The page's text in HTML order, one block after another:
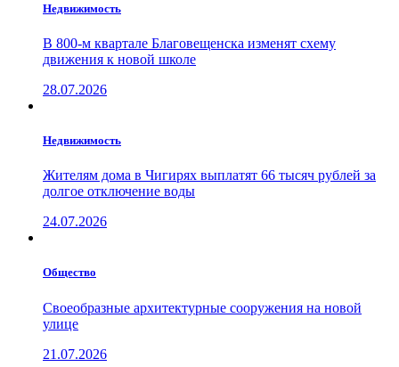
Недвижимость
В 800-м квартале Благовещенска изменят схему
движения к новой школе
28.07.2026
Недвижимость
Жителям дома в Чигирях выплатят 66 тысяч рублей за
долгое отключение воды
24.07.2026
Общество
Своеобразные архитектурные сооружения на новой
улице
21.07.2026